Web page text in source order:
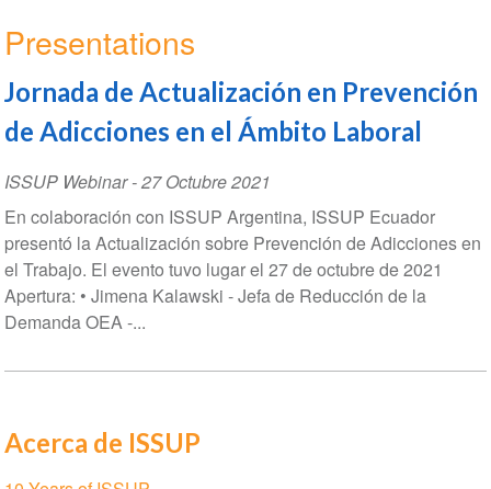
Presentations
Jornada de Actualización en Prevención
de Adicciones en el Ámbito Laboral
ISSUP Webinar-27 Octubre 2021
En colaboración con ISSUP Argentina, ISSUP Ecuador
presentó la Actualización sobre Prevención de Adicciones en
el Trabajo. El evento tuvo lugar el 27 de octubre de 2021
Apertura: • Jimena Kalawski - Jefa de Reducción de la
Demanda OEA -...
Acerca de ISSUP